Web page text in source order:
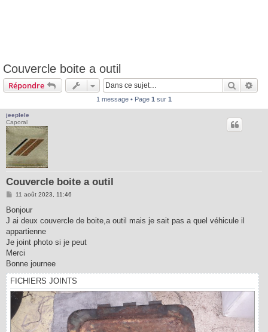
Couvercle boite a outil
Répondre
1 message • Page 1 sur 1
jeeplele
Caporal
Couvercle boite a outil
M
s
a
g
e
11 août 2023, 11:46
Bonjour
J ai deux couvercle de boite,a outil mais je sait pas a quel véhicule il
appartienne
Je joint photo si je peut
Merci
Bonne journee
FICHIERS JOINTS